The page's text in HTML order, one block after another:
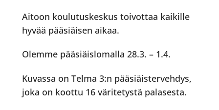
Aitoon koulutuskeskus toivottaa kaikille
hyvää pääsiäisen aikaa.
Olemme pääsiäislomalla 28.3. – 1.4.
Kuvassa on Telma 3:n pääsiäistervehdys,
joka on koottu 16 väritetystä palasesta.